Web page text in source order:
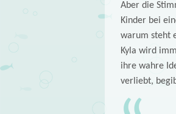
Aber die
Kinder bei
warum steht
Kyla wird
ihre wahre
verliebt,